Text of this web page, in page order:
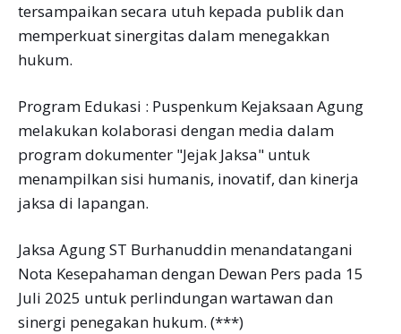
tersampaikan secara utuh kepada publik dan
memperkuat sinergitas dalam menegakkan
hukum.
Program Edukasi : Puspenkum Kejaksaan Agung
melakukan kolaborasi dengan media dalam
program dokumenter "Jejak Jaksa" untuk
menampilkan sisi humanis, inovatif, dan kinerja
jaksa di lapangan.
Jaksa Agung ST Burhanuddin menandatangani
Nota Kesepahaman dengan Dewan Pers pada 15
Juli 2025 untuk perlindungan wartawan dan
sinergi penegakan hukum. (***)